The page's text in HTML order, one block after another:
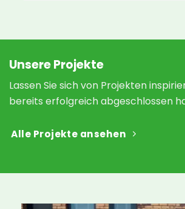
Unsere Projekte
Lassen Sie sich von Projekten
bereits erfolgreich abgeschlossen
Alle Projekte ansehen